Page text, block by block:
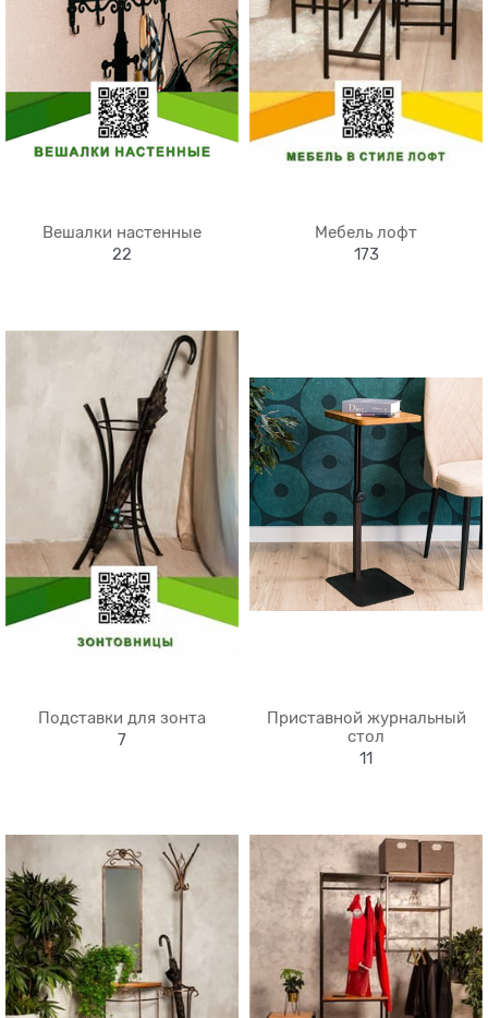
Вешалки настенные
22
Мебель лофт
173
Подставки для зонта
7
Приставной журнальный
стол
11